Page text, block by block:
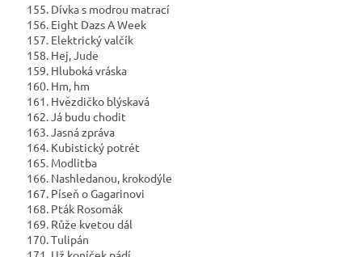
155. Dívka s modrou matrací
156. Eight Dazs A Week
157. Elektrický valčík
158. Hej, Jude
159. Hluboká vráska
160. Hm, hm
161. Hvězdičko blýskavá
162. Já budu chodit
163. Jasná zpráva
164. Kubistický potrét
165. Modlitba
166. Nashledanou, krokodýle
167. Píseň o Gagarinovi
168. Pták Rosomák
169. Růže kvetou dál
170. Tulipán